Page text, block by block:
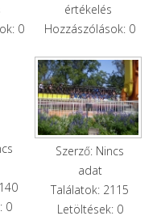
0
értékelés
Hozzászólások: 0
0
Szerző: Nincs
adat
Találatok: 2115
Letöltések: 0